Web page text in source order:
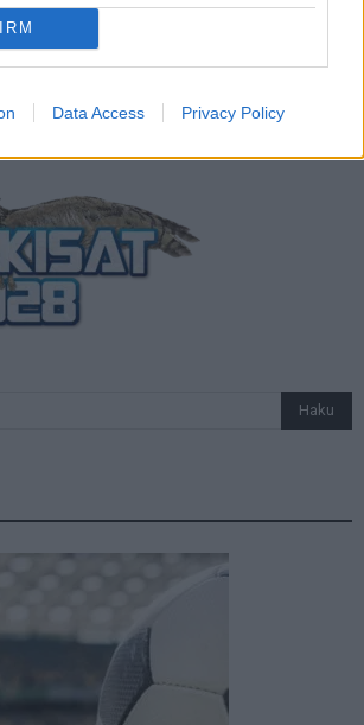
Data Access Privacy Policy
U21 EM-kisat 2025 – tässä
ja Suomen joukkue